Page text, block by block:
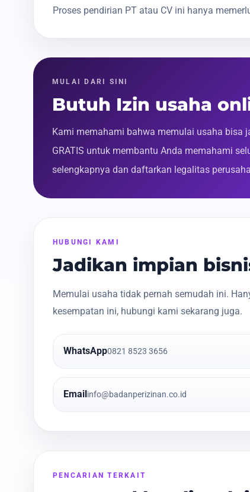
Proses pendirian PT atau CV ini hanya
MULAI DARI SINI
Butuh Izin usaha
Kami memahami bahwa memulai usaha bisa
GRATIS untuk membantu Anda memahami
selengkapnya dan daftarkan legalitas
HUBUNGI KAMI
Jadikan impian
Memulai usaha tidak pernah semudah ini.
kesempatan ini, hubungi kami sekarang juga.
WhatsApp0821 8523 3656
Emailinfo@badanperizinan.co.id
PENCARIAN TERKAIT